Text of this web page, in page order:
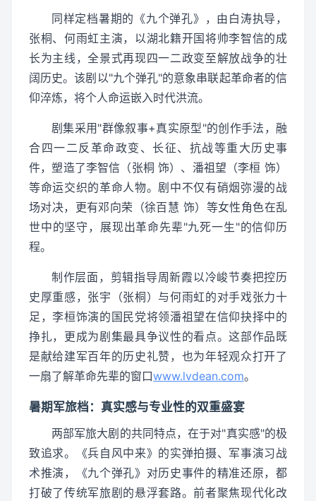
同样定档暑期的《九个弹孔》，由白涛执导，
张桐、何雨虹主演，以湖北籍开国将帅李智信的成
长为主线，全景式再现四一二政变至解放战争的壮
阔历史。该剧以"九个弹孔"的意象串联起革命者的信
仰淬炼，将个人命运嵌入时代洪流。
剧集采用"群像叙事+真实原型"的创作手法，融
合四一二反革命政变、长征、抗战等重大历史事
件，塑造了李智信（张桐 饰）、潘祖望（李桓 饰）
等命运交织的革命人物。剧中不仅有硝烟弥漫的战
场对决，更有邓向荣（徐百慧 饰）等女性角色在乱
世中的坚守，展现出革命先辈"九死一生"的信仰历
程。
制作层面，剪辑指导周新霞以冷峻节奏把控历
史厚重感，张宇（张桐）与何雨虹的对手戏张力十
足，李桓饰演的国民党将领潘祖望在信仰抉择中的
挣扎，更成为剧集最具争议性的看点。这部作品既
是献给建军百年的历史礼赞，也为年轻观众打开了
一扇了解革命先辈的窗口www.lvdean.com。
暑期军旅档：真实感与专业性的双重盛宴
两部军旅大剧的共同特点，在于对"真实感"的极
致追求。《兵自风中来》的实弹拍摄、军事演习战
术推演，《九个弹孔》对历史事件的精准还原，都
打破了传统军旅剧的悬浮套路。前者聚焦现代化改